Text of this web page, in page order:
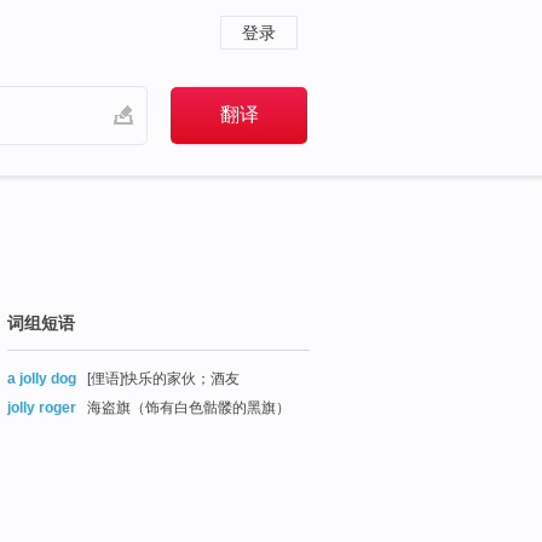
登录
词组短语
a jolly dog
[俚语]快乐的家伙；酒友
jolly roger
海盗旗（饰有白色骷髅的黑旗）